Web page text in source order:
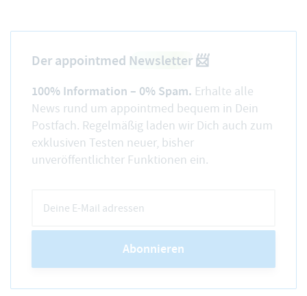
Der appointmed Newsletter📨
100% Information – 0% Spam. Erhalte alle
News rund um appointmed bequem in Dein
Postfach. Regelmäßig laden wir Dich auch zum
exklusiven Testen neuer, bisher
unveröffentlichter Funktionen ein.
Abonnieren